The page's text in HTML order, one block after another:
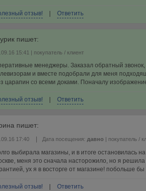
отзыв! Ответить
пишет:
15:41 | покупатель / клиент
менеджеры. Заказал обратный
и вместе подобрали для меня
царапин со всеми доками. Поначалу
отзыв! Ответить
пишет:
17:40 Дата посещения: давно | покупатель /
выбирала магазины, и в итоге остановилась
меня это сначала насторожило, но я
ух я в восторге от магазине! побольше
отзыв! Ответить